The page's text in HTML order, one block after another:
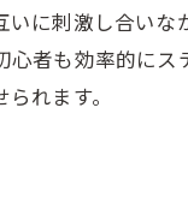
に刺激し合い
者も効率的に
れます。